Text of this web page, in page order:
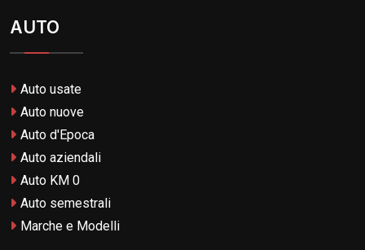
AUTO
Auto usate
Auto nuove
Auto d'Epoca
Auto aziendali
Auto KM 0
Auto semestrali
Marche e Modelli